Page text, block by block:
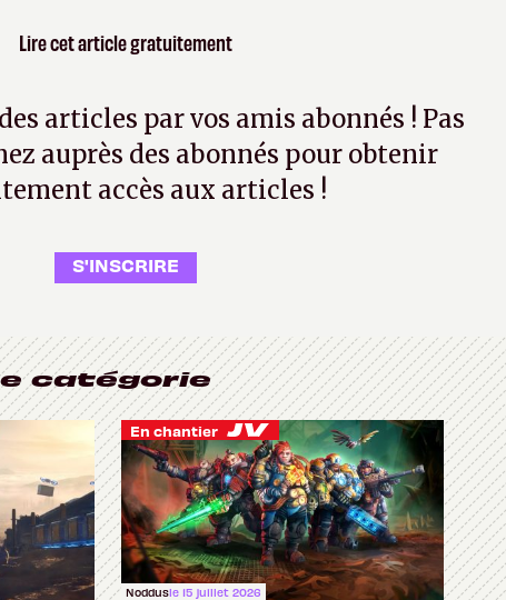
Lire cet article gratuitement
articles par vos amis abonnés ! Pas
auprès des abonnés pour obtenir
accès aux articles !
S'INSCRIRE
catégorie
En chantier
Noddusle 15 juillet 2026